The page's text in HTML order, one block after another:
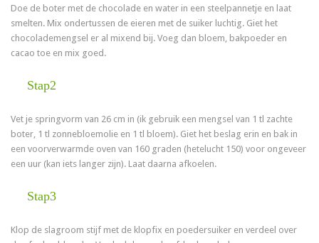
Doe de boter met de chocolade en water in een steelpannetje en laat
smelten. Mix ondertussen de eieren met de suiker luchtig. Giet het
chocolademengsel er al mixend bij. Voeg dan bloem, bakpoeder en
cacao toe en mix goed.
Stap2
Vet je springvorm van 26 cm in (ik gebruik een mengsel van 1 tl zachte
boter, 1 tl zonnebloemolie en 1 tl bloem). Giet het beslag erin en bak in
een voorverwarmde oven van 160 graden (hetelucht 150) voor ongeveer
een uur (kan iets langer zijn). Laat daarna afkoelen.
Stap3
Klop de slagroom stijf met de klopfix en poedersuiker en verdeel over